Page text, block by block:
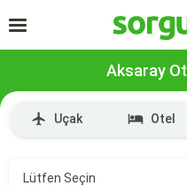
Aksaray
Uçak Otel
Lütfen Seçin